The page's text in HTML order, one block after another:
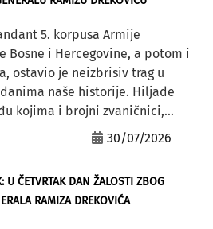
5. korpusa Armije
Bosne i Hercegovine, a potom i
ostavio je neizbrisiv trag u
naše historije. Hiljade
kojima i brojni zvaničnici,...
30/07/2026
U ČETVRTAK DAN ŽALOSTI ZBOG
RAMIZA DREKOVIĆA